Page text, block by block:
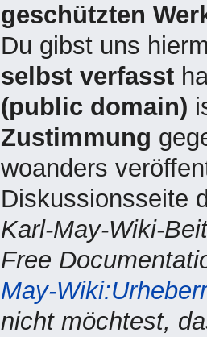
geschützten
Du gibst uns
selbst verfasst
(public domain)
Zustimmung
woanders
Diskussionsseite
Karl-May-Wiki-
Free
May-
nicht möchtest,